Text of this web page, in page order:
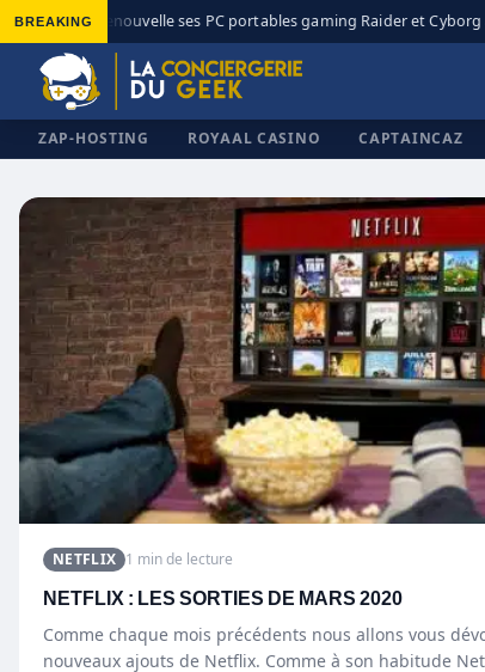
BREAKING
◆ MSI renouvelle ses PC portables gaming Raider et Cyborg
ZAP-HOSTING ROYAAL CASINO CAPTAINCAZ
✕
NETFLIX 1 min de lecture
NETFLIX : LES SORTIES DE MARS 2020
Comme chaque mois précédents nous allons vous
nouveaux ajouts de Netflix. Comme à son habitude